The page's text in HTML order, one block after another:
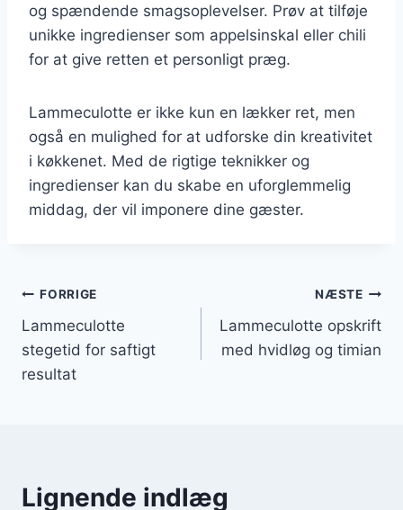
og spændende smagsoplevelser. Prøv at tilføje
unikke ingredienser som appelsinskal eller chili
for at give retten et personligt præg.
Lammeculotte er ikke kun en lækker ret, men
også en mulighed for at udforske din kreativitet
i køkkenet. Med de rigtige teknikker og
ingredienser kan du skabe en uforglemmelig
middag, der vil imponere dine gæster.
Indlægsnavigation
FORRIGE
Lammeculotte
stegetid for saftigt
resultat
NÆSTE
Lammeculotte opskrift
med hvidløg og timian
Lignende indlæg